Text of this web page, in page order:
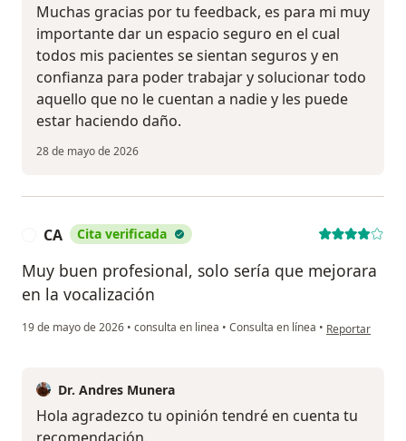
Muchas gracias por tu feedback, es para mi muy
importante dar un espacio seguro en el cual
todos mis pacientes se sientan seguros y en
confianza para poder trabajar y solucionar todo
aquello que no le cuentan a nadie y les puede
estar haciendo daño.
28 de mayo de 2026
CA Cita verificada
Muy buen profesional, solo sería que mejorara
en la vocalización
19 de mayo de 2026 • consulta en linea • Consulta en línea • en opinión del
Reportar
Dr. Andres Munera
Hola agradezco tu opinión tendré en cuenta tu
recomendación.